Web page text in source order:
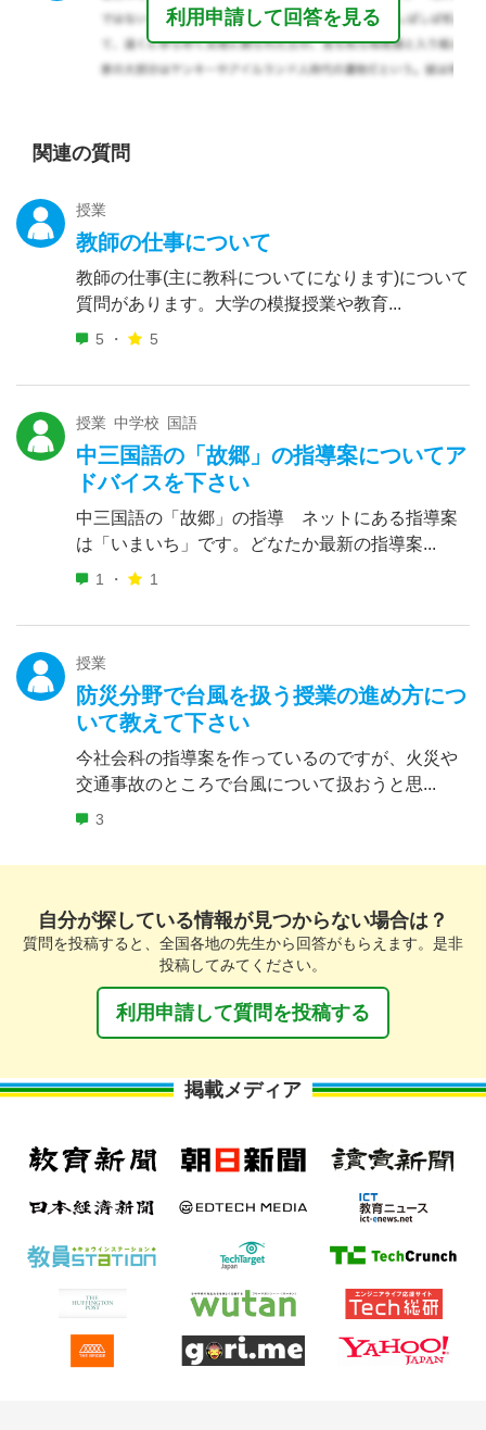
利用申請して回答を見る
関連の質問
授業
教師の仕事について
教師の仕事(主に教科についてになります)について
質問があります。大学の模擬授業や教育...
5 ・ 5
授業 中学校 国語
中三国語の「故郷」の指導案についてア
ドバイスを下さい
中三国語の「故郷」の指導 ネットにある指導案
は「いまいち」です。どなたか最新の指導案...
1 ・ 1
授業
防災分野で台風を扱う授業の進め方につ
いて教えて下さい
今社会科の指導案を作っているのですが、火災や
交通事故のところで台風について扱おうと思...
3
自分が探している情報が見つからない場合は？
質問を投稿すると、全国各地の先生から回答がもらえます。是非
投稿してみてください。
利用申請して質問を投稿する
掲載メディア